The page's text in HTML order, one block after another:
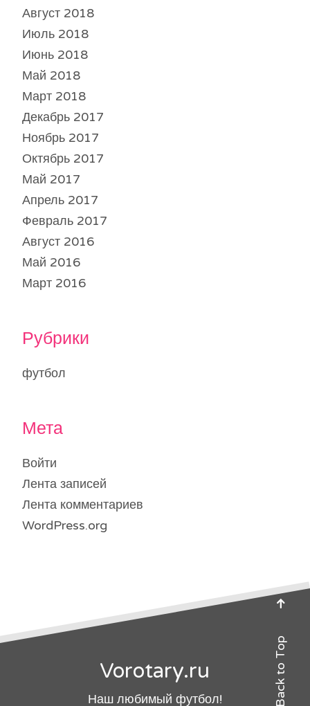
Август 2018
Июль 2018
Июнь 2018
Май 2018
Март 2018
Декабрь 2017
Ноябрь 2017
Октябрь 2017
Май 2017
Апрель 2017
Февраль 2017
Август 2016
Май 2016
Март 2016
Рубрики
футбол
Мета
Войти
Лента записей
Лента комментариев
WordPress.org
Vorotary.ru
Наш любимый футбол! Back to Top